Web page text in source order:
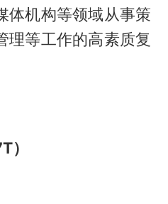
体机构等领域从事策
理等工作的高素质复
）